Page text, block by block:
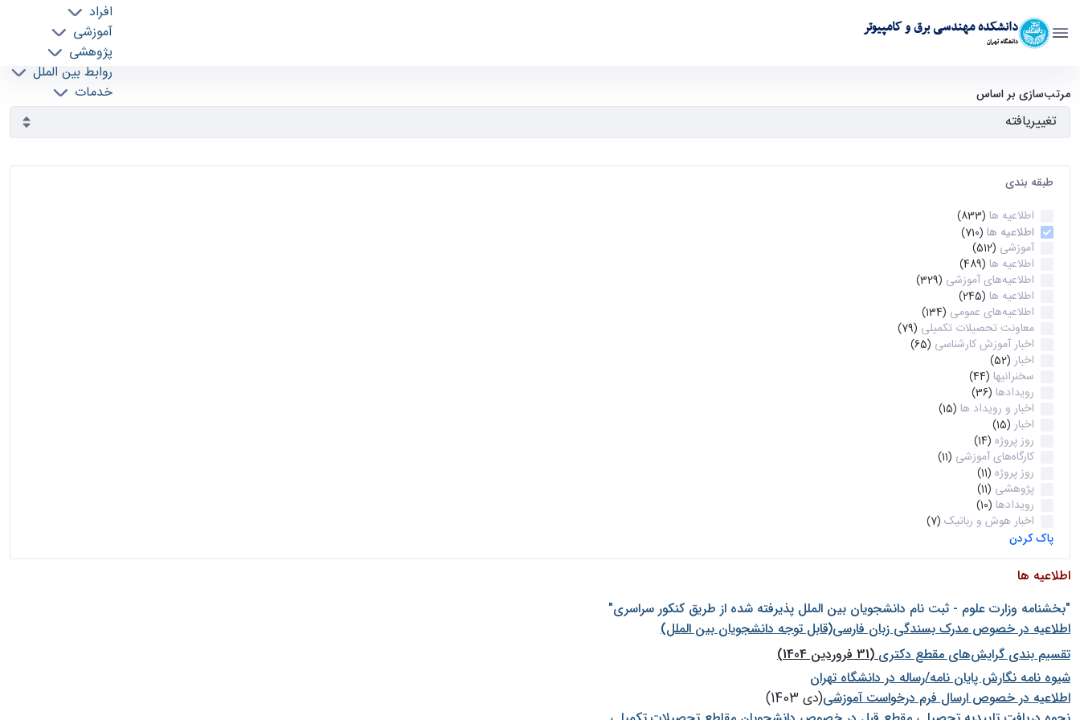
دانشکده مهندسی برق و کامپیوتر
دانشگاه تهران
افراد
آموزشی
پژوهشی
روابط بین الملل
خدمات
آرشیو اطلاعیه ها - ece- دانشکده مهندسی برق و کامپیوتر
مرتب‌سازی بر اساس
طبقه بندی
اطلاعیه ها (833)
اطلاعیه ها (710)
آموزشی (512)
اطلاعیه ها (489)
اطلاعیه‌های‌ آموزشی (329)
اطلاعیه ها (245)
اطلاعیه‌های عمومی (134)
معاونت تحصیلات تکمیلی (79)
اخبار آموزش کارشناسی (65)
اخبار (52)
سخنرانیها (44)
رویدادها (36)
اخبار و رویداد ها (15)
اخبار (15)
روز پروژه (14)
کارگاه‌های آموزشی (11)
روز پروژه (11)
پژوهشی (11)
رویدادها (10)
اخبار هوش و رباتیک (7)
پاک کردن
اطلاعیه ها
"بخشنامه وزارت علوم - ثبت نام دانشجويان بين الملل پذيرفته شده از طريق كنكور سراسری"
اطلاعیه در خصوص مدرک بسندگی زبان فارسی(قابل توجه دانشجویان بین الملل)
تقسیم بندی گرایش‌های مقطع دکتری(31 فروردین 1404)
شيوه نامه نگارش پايان نامه/رساله در دانشگاه تهران
اطلاعیه در خصوص ارسال فرم درخواست آموزشی(دی 1403)